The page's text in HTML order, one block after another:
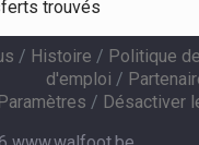
trouvés
/ Histoire / Politique
d'emploi /
/ Désactiver